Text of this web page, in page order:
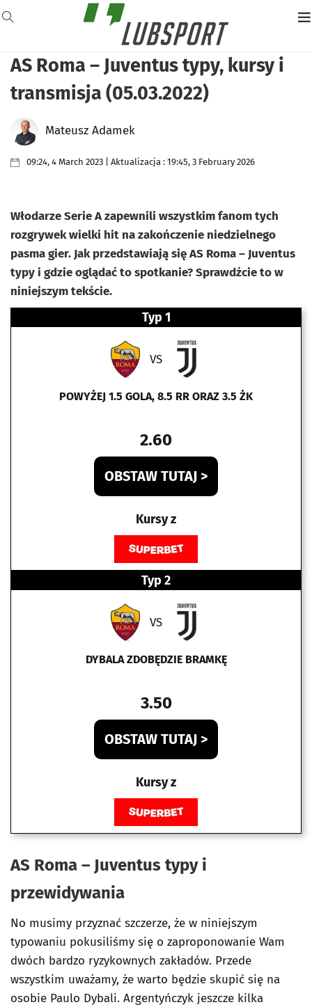
AS Roma – Juventus typy, kursy i
transmisja (05.03.2022)
Mateusz Adamek
09:24, 4 March 2023 | Aktualizacja : 19:45, 3 February 2026
Włodarze Serie A zapewnili wszystkim fanom tych
rozgrywek wielki hit na zakończenie niedzielnego
pasma gier. Jak przedstawiają się AS Roma – Juventus
typy i gdzie oglądać to spotkanie? Sprawdźcie to w
niniejszym tekście.
Typ 1
VS
POWYŻEJ 1.5 GOLA, 8.5 RR ORAZ 3.5 ŻK
2.60
OBSTAW TUTAJ >
Kursy z
Typ 2
VS
DYBALA ZDOBĘDZIE BRAMKĘ
3.50
OBSTAW TUTAJ >
Kursy z
AS Roma – Juventus typy i
przewidywania
No musimy przyznać szczerze, że w niniejszym
typowaniu pokusiliśmy się o zaproponowanie Wam
dwóch bardzo ryzykownych zakładów. Przede
wszystkim uważamy, że warto będzie skupić się na
osobie Paulo Dybali. Argentyńczyk jeszcze kilka